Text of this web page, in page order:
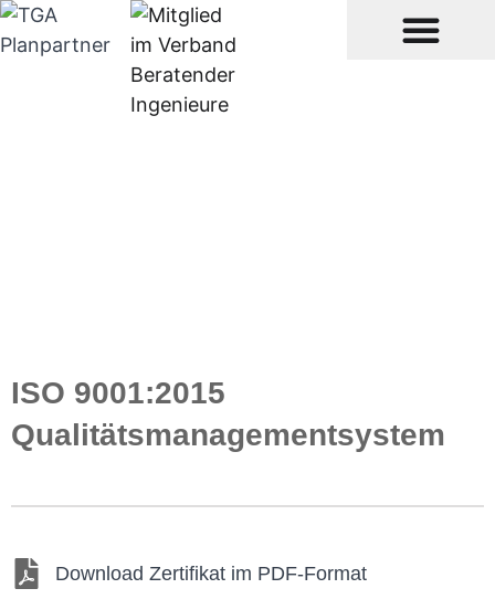
ISO 9001:2015
Qualitätsmanagementsystem
Download Zertifikat im PDF-Format